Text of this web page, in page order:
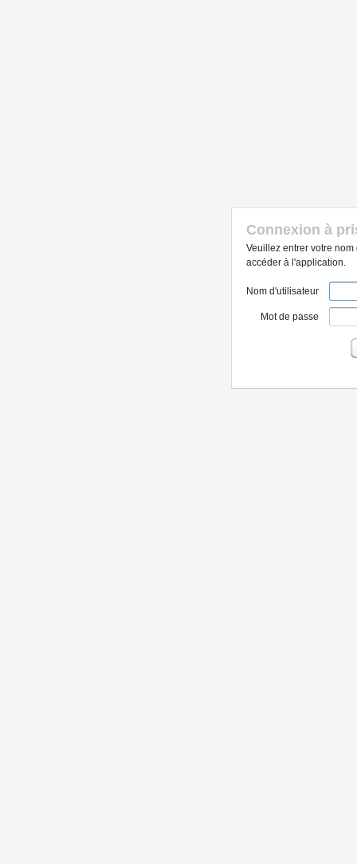
Connexion à
Veuillez entrer votre
accéder à l'application.
Nom d'utilisateur
Mot de passe